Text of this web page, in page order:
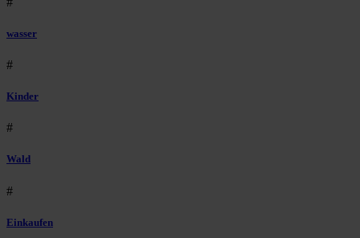
wasser
#
Kinder
#
Wald
#
Einkaufen